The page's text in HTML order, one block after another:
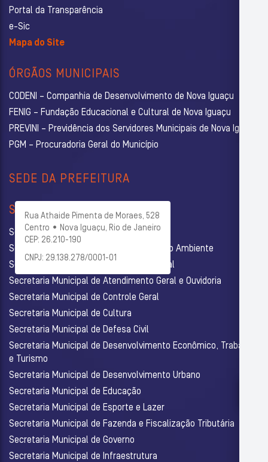
Portal da Transparência
e-Sic
Mapa do Site
ÓRGÃOS MUNICIPAIS
CODENI – Companhia de Desenvolvimento de Nova Iguaçu
FENIG – Fundação Educacional e Cultural de Nova Iguaçu
PREVINI – Previdência dos Servidores Municipais de Nova Iguaçu
PGM – Procuradoria Geral do Município
SEDE DA PREFEITURA
Rua Athaide Pimenta de Moraes, 528
Centro • Nova Iguaçu, Rio de Janeiro
CEP: 26.210-190
CNPJ: 29.138.278/0001-01
SECRETARIAS
Secretaria Municipal de Administração
Secretaria Municipal de Agricultura e Meio Ambiente
Secretaria Municipal de Assistência Social
Secretaria Municipal de Atendimento Geral e Ouvidoria
Secretaria Municipal de Controle Geral
Secretaria Municipal de Cultura
Secretaria Municipal de Defesa Civil
Secretaria Municipal de Desenvolvimento Econômico, Trabalho
e Turismo
Secretaria Municipal de Desenvolvimento Urbano
Secretaria Municipal de Educação
Secretaria Municipal de Esporte e Lazer
Secretaria Municipal de Fazenda e Fiscalização Tributária
Secretaria Municipal de Governo
Secretaria Municipal de Infraestrutura